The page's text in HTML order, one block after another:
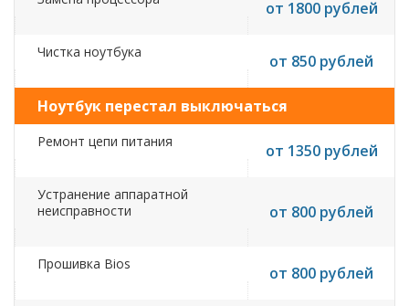
от 1800 рублей
Чистка ноутбука от 850 рублей
Ноутбук перестал выключаться
Ремонт цепи питания от 1350 рублей
Устранение аппаратной
неисправности
от 800 рублей
Прошивка Bios от 800 рублей